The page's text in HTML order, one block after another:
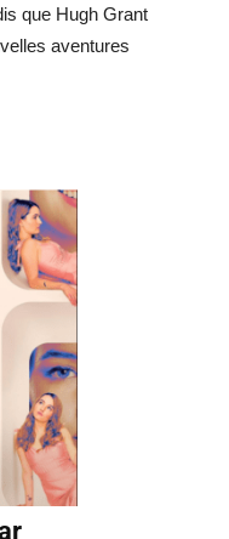
que Hugh Grant
aventures